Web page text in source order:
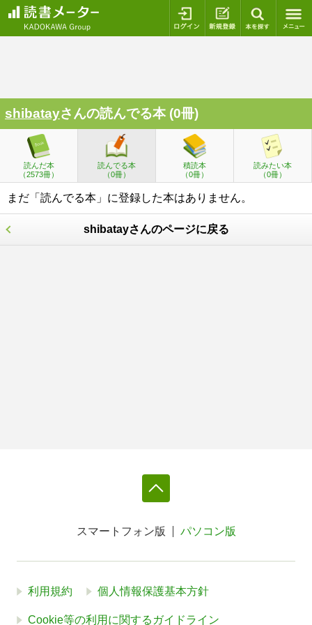
ログイン 新規登録
shibatayさんの読んでる本 (0冊)
読んだ本
（2573冊）
読んでる本
（0冊）
積読本
（0冊）
読みたい本
（0冊）
まだ「読んでる本」に登録した本はありません。
shibatayさんのページに戻る
スマートフォン版 パソコン版
利用規約 個人情報保護基本方針
Cookie等の利用に関するガイドライン